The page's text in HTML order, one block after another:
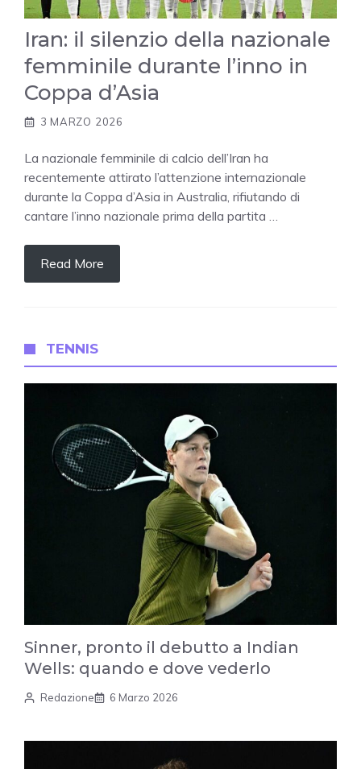
Iran: il silenzio della nazionale
femminile durante l’inno in
Coppa d’Asia
3 MARZO 2026
La nazionale femminile di calcio dell’Iran ha
recentemente attirato l’attenzione internazionale
durante la Coppa d’Asia in Australia, rifiutando di
cantare l’inno nazionale prima della partita …
Read More
TENNIS
Sinner, pronto il debutto a Indian
Wells: quando e dove vederlo
Redazione 6 Marzo 2026